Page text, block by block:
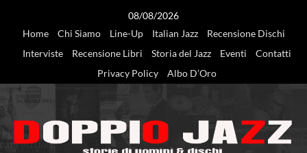
08/08/2026
Home
Chi Siamo Line-Up Italian Jazz
Recensione Dischi
Interviste
Recensione Libri Storia del Jazz Eventi
Contatti
Privacy Policy
Albo D’Oro